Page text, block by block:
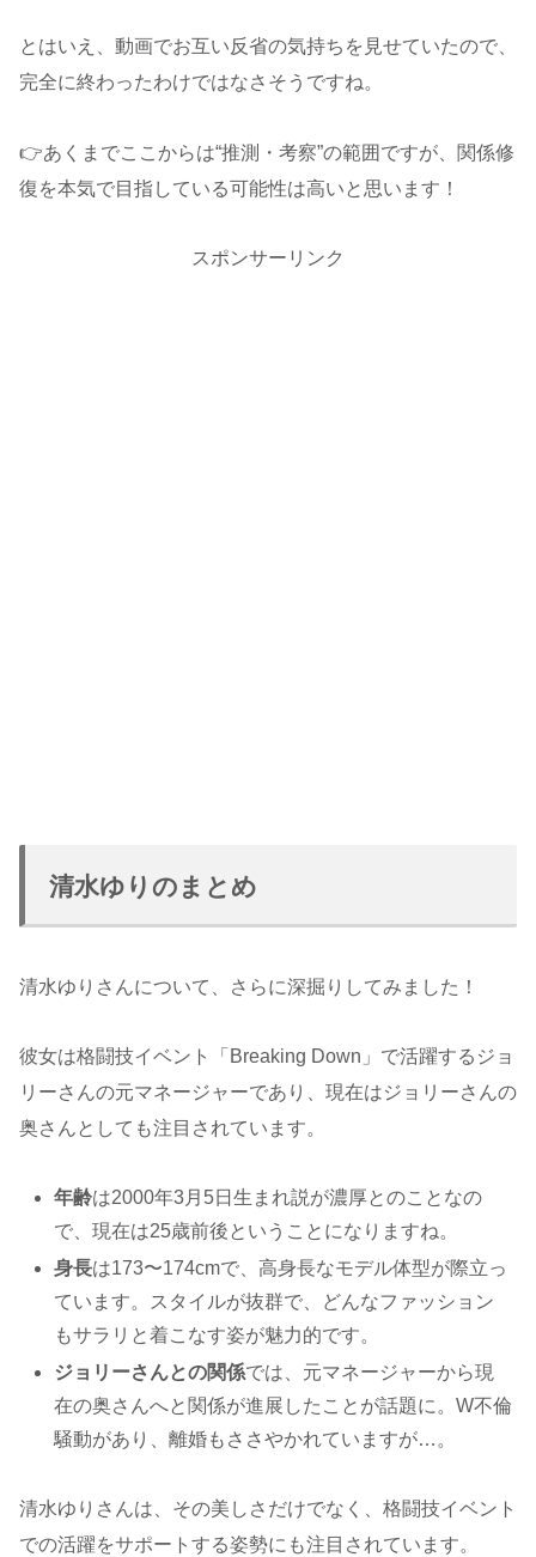
とはいえ、動画でお互い反省の気持ちを見せていたので、
完全に終わったわけではなさそうですね。
👉あくまでここからは“推測・考察”の範囲ですが、関係修
復を本気で目指している可能性は高いと思います！
スポンサーリンク
清水ゆりのまとめ
清水ゆりさんについて、さらに深掘りしてみました！
彼女は格闘技イベント「Breaking Down」で活躍するジョ
リーさんの元マネージャーであり、現在はジョリーさんの
奥さんとしても注目されています。
年齢は2000年3月5日生まれ説が濃厚とのことなの
で、現在は25歳前後ということになりますね。
身長は173〜174cmで、高身長なモデル体型が際立っ
ています。スタイルが抜群で、どんなファッション
もサラリと着こなす姿が魅力的です。
ジョリーさんとの関係では、元マネージャーから現
在の奥さんへと関係が進展したことが話題に。W不倫
騒動があり、離婚もささやかれていますが…。
清水ゆりさんは、その美しさだけでなく、格闘技イベント
での活躍をサポートする姿勢にも注目されています。